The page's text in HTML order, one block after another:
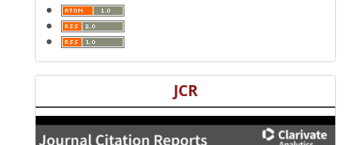
JCR